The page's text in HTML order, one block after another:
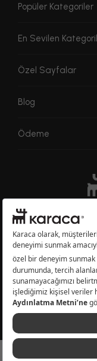
Popüler Kategoriler
En Sevilen
Özel Sayfalar
Blog
Ödeme
Karaca.com © 2026